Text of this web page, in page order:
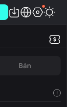
Bán
!